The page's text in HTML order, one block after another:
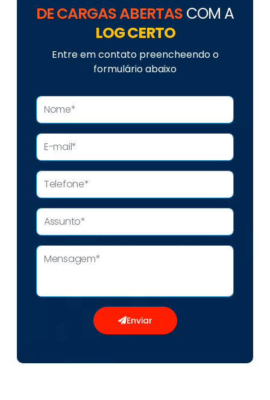
DE CARGAS ABERTAS COM A
LOG CERTO
Entre em contato preencheendo o
formulário abaixo
Enviar